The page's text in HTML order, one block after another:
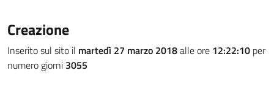
Creazione
Inserito sul sito il martedì 27 marzo 2018alle ore 12:22:10 per
numero giorni 3055